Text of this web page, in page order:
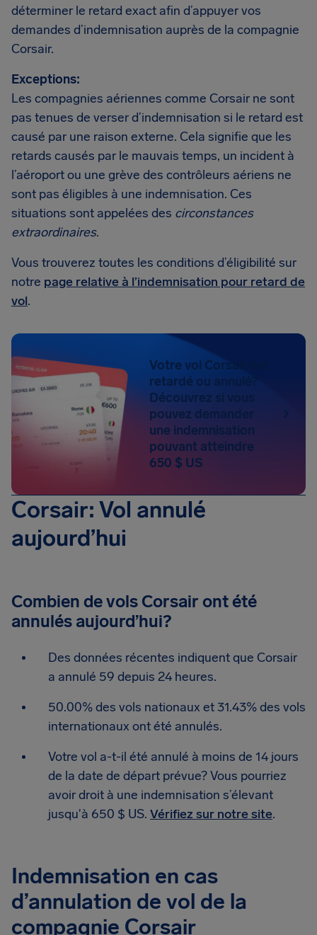
déterminer le retard exact afin d’appuyer vos
demandes d’indemnisation auprès de la compagnie
Corsair.
Exceptions:
Les compagnies aériennes comme Corsair ne sont
pas tenues de verser d’indemnisation si le retard est
causé par une raison externe. Cela signifie que les
retards causés par le mauvais temps, un incident à
l’aéroport ou une grève des contrôleurs aériens ne
sont pas éligibles à une indemnisation. Ces
situations sont appelées des circonstances
extraordinaires.
Vous trouverez toutes les conditions d’éligibilité sur
notre page relative à l’indemnisation pour retard de
vol.
Votre vol Corsair est
retardé ou annulé?
Découvrez si vous
pouvez demander
une indemnisation
pouvant atteindre
650 $ US
Corsair: Vol annulé
aujourd’hui
Combien de vols Corsair ont été
annulés aujourd’hui?
Des données récentes indiquent que Corsair
a annulé 59 depuis 24 heures.
50.00% des vols nationaux et 31.43% des vols
internationaux ont été annulés.
Votre vol a-t-il été annulé à moins de 14 jours
de la date de départ prévue? Vous pourriez
avoir droit à une indemnisation s’élevant
jusqu'à 650 $ US. Vérifiez sur notre site.
Indemnisation en cas
d’annulation de vol de la
compagnie Corsair